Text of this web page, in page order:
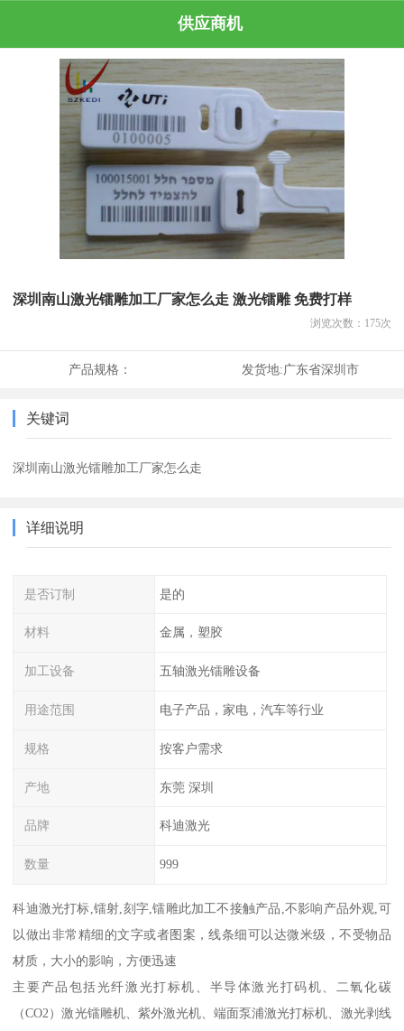
供应商机
深圳南山激光镭雕加工厂家怎么走 激光镭雕 免费打样
浏览次数： 175次
产品规格： 发货地:广东省深圳市
关键词
深圳南山激光镭雕加工厂家怎么走
详细说明
是否订制 是的
材料 金属，塑胶
加工设备 五轴激光镭雕设备
用途范围 电子产品，家电，汽车等行业
规格 按客户需求
产地 东莞 深圳
品牌 科迪激光
数量 999
科迪激光打标,镭射,刻字,镭雕此加工不接触产品,不影响产品外观,可
以做出非常精细的文字或者图案，线条细可以达微米级，不受物品
材质，大小的影响，方便迅速
主要产品包括光纤激光打标机、半导体激光打码机、二氧化碳
（CO2）激光镭雕机、紫外激光机、端面泵浦激光打标机、激光剥线